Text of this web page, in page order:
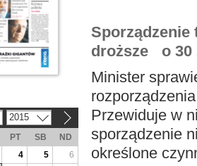
droższe o 30
Minister
Przewiduje w
sporządzenie
określone
2015
PT SB
ND
4 5
6